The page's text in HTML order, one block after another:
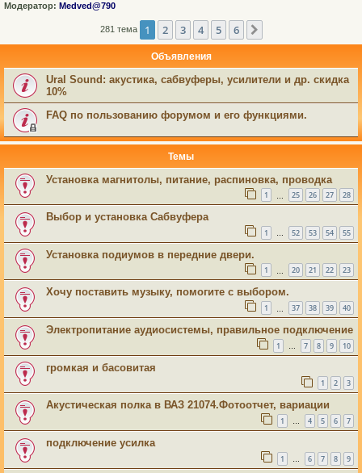
Модератор: Medved@790
281 тема 1 2 3 4 5 6
Объявления
Ural Sound: акустика, сабвуферы, усилители и др. скидка
10%
FAQ по пользованию форумом и его функциями.
Темы
Установка магнитолы, питание, распиновка, проводка
1 25 26 27 28
Выбор и установка Сабвуфера
1 … 52 53 54 55
Установка подиумов в передние двери.
1 20 21 22 23
Хочу поставить музыку, помогите с выбором.
1 37 38 39 40
Электропитание аудиосистемы, правильное подключение
1 … 7 8 9 10
громкая и басовитая
1 2 3
Акустическая полка в ВАЗ 21074.Фотоотчет, вариации
1 … 4 5 6 7
подключение усилка
1 … 6 7 8 9